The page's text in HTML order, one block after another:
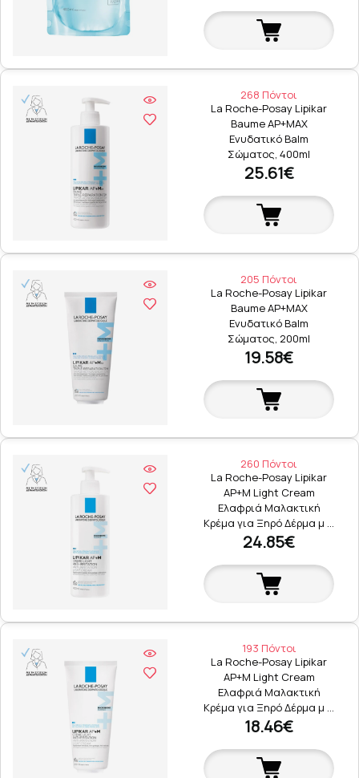
268 Πόντοι
La Roche-Posay Lipikar
Baume AP+MAX
Ενυδατικό Balm
Σώματος, 400ml
25.61€
205 Πόντοι
La Roche-Posay Lipikar
Baume AP+MAX
Ενυδατικό Balm
Σώματος, 200ml
19.58€
260 Πόντοι
La Roche-Posay Lipikar
AP+M Light Cream
Ελαφριά Μαλακτική
Κρέμα για Ξηρό Δέρμα μ …
24.85€
193 Πόντοι
La Roche-Posay Lipikar
AP+M Light Cream
Ελαφριά Μαλακτική
Κρέμα για Ξηρό Δέρμα μ …
18.46€